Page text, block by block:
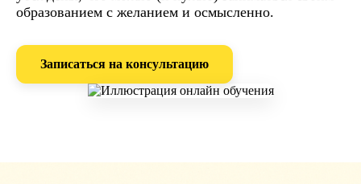
образованием с желанием и осмысленно.
Записаться на консультацию